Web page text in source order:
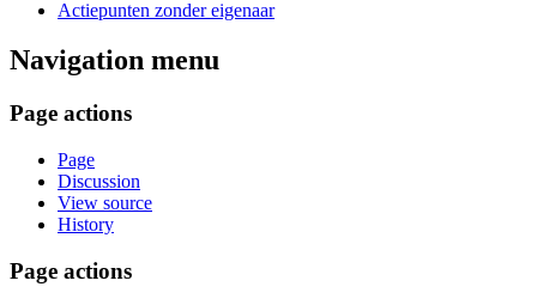
Actiepunten zonder eigenaar
Navigation menu
Page actions
Page
Discussion
View source
History
Page actions